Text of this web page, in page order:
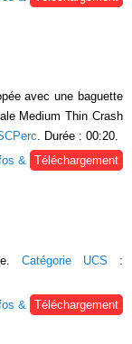
avec une baguette
Medium Thin Crash
. Durée : 00:20.
&
Téléchargement
Catégorie UCS :
&
Téléchargement